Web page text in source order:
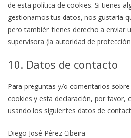
de esta política de cookies. Si tienes
gestionamos tus datos, nos gustaría
pero también tienes derecho a enviar
supervisora (la autoridad de
10. Datos de contacto
Para preguntas y/o comentarios
cookies y esta declaración, por favor,
usando los siguientes datos de
Diego José Pérez Cibeira